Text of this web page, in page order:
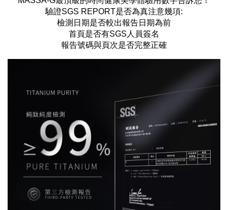
驗證SGS REPORT是否為真注意幾項:
檢測日期是否較出報告日期為前
首頁是否有SGS人員簽名
報告號碼與頁次是否完整正確